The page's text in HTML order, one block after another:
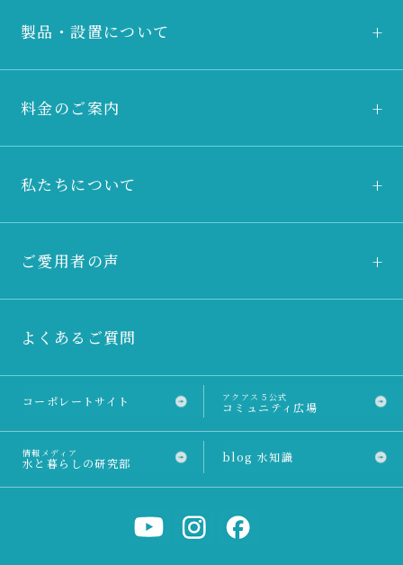
製品・設置について
料金のご案内
私たちについて
ご愛用者の声
よくあるご質問
コーポレートサイト アクアス５公式
コミュニティ広場
情報メディア
水と暮らしの研究部 blog 水知識